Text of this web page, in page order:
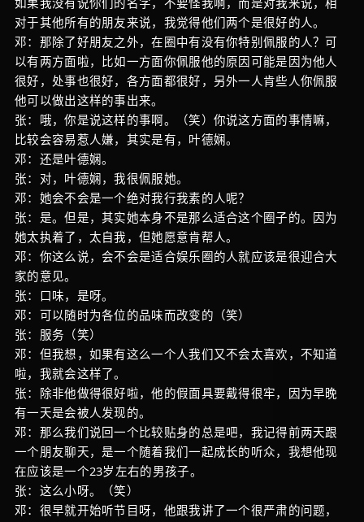
对于其他所有的朋友来说，我觉得他们两个是很好的人。
邓：那除了好朋友之外，在圈中有没有你特别佩服的人？可
以有两方面啦，比如一方面你佩服他的原因可能是因为他人
很好，处事也很好，各方面都很好，另外一人肯些人你佩服
他可以做出这样的事出来。
张：哦，你是说这样的事啊。（笑）你说这方面的事情嘛，
比较会容易惹人嫌，其实是有，叶德娴。
邓：还是叶德娴。
张：对，叶德娴，我很佩服她。
邓：她会不会是一个绝对我行我素的人呢？
张：是。但是，其实她本身不是那么适合这个圈子的。因为
她太执着了，太自我，但她愿意肯帮人。
邓：你这么说，会不会是适合娱乐圈的人就应该是很迎合大
家的意见。
张：口味，是呀。
邓：可以随时为各位的品味而改变的（笑）
张：服务（笑）
邓：但我想，如果有这么一个人我们又不会太喜欢，不知道
啦，我就会这样了。
张：除非他做得很好啦，他的假面具要戴得很牢，因为早晚
有一天是会被人发现的。
邓：那么我们说回一个比较贴身的总是吧，我记得前两天跟
一个朋友聊天，是一个随着我们一起成长的听众，我想他现
在应该是一个23岁左右的男孩子。
张：这么小呀。（笑）
邓：很早就开始听节目呀，他跟我讲了一个很严肃的问题，